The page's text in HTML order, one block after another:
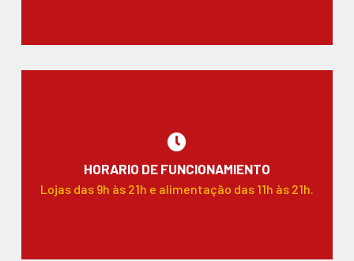
HORARIO DE FUNCIONAMIENTO
Lojas das 9h às 21h e alimentação das 11h às 21h.